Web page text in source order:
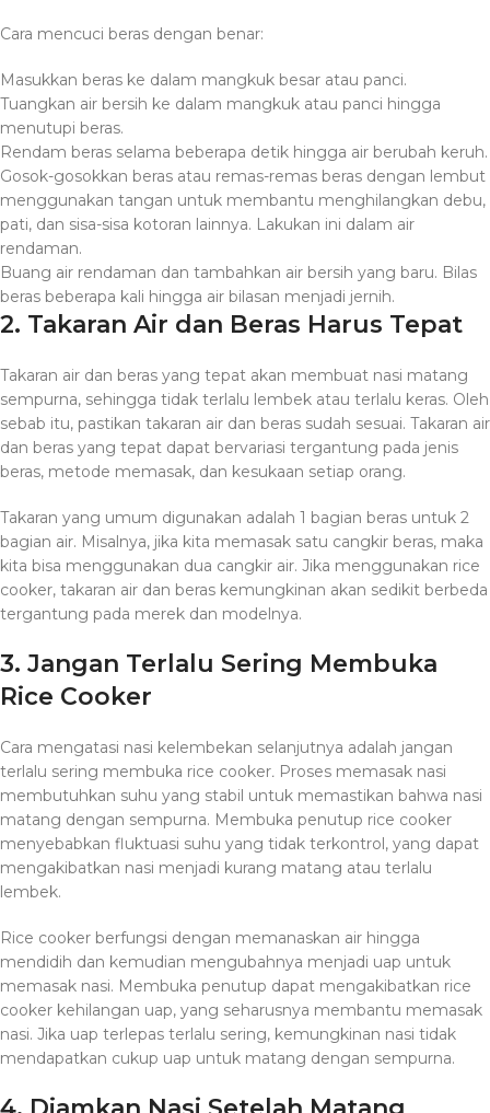
Cara mencuci beras dengan benar:
Masukkan beras ke dalam mangkuk besar atau panci.
Tuangkan air bersih ke dalam mangkuk atau panci hingga
menutupi beras.
Rendam beras selama beberapa detik hingga air berubah keruh.
Gosok-gosokkan beras atau remas-remas beras dengan lembut
menggunakan tangan untuk membantu menghilangkan debu,
pati, dan sisa-sisa kotoran lainnya. Lakukan ini dalam air
rendaman.
Buang air rendaman dan tambahkan air bersih yang baru. Bilas
beras beberapa kali hingga air bilasan menjadi jernih.
2. Takaran Air dan Beras Harus Tepat
Takaran air dan beras yang tepat akan membuat nasi matang
sempurna, sehingga tidak terlalu lembek atau terlalu keras. Oleh
sebab itu, pastikan takaran air dan beras sudah sesuai. Takaran air
dan beras yang tepat dapat bervariasi tergantung pada jenis
beras, metode memasak, dan kesukaan setiap orang.
Takaran yang umum digunakan adalah 1 bagian beras untuk 2
bagian air. Misalnya, jika kita memasak satu cangkir beras, maka
kita bisa menggunakan dua cangkir air. Jika menggunakan rice
cooker, takaran air dan beras kemungkinan akan sedikit berbeda
tergantung pada merek dan modelnya.
3. Jangan Terlalu Sering Membuka
Rice Cooker
Cara mengatasi nasi kelembekan selanjutnya adalah jangan
terlalu sering membuka rice cooker. Proses memasak nasi
membutuhkan suhu yang stabil untuk memastikan bahwa nasi
matang dengan sempurna. Membuka penutup rice cooker
menyebabkan fluktuasi suhu yang tidak terkontrol, yang dapat
mengakibatkan nasi menjadi kurang matang atau terlalu
lembek.
Rice cooker berfungsi dengan memanaskan air hingga
mendidih dan kemudian mengubahnya menjadi uap untuk
memasak nasi. Membuka penutup dapat mengakibatkan rice
cooker kehilangan uap, yang seharusnya membantu memasak
nasi. Jika uap terlepas terlalu sering, kemungkinan nasi tidak
mendapatkan cukup uap untuk matang dengan sempurna.